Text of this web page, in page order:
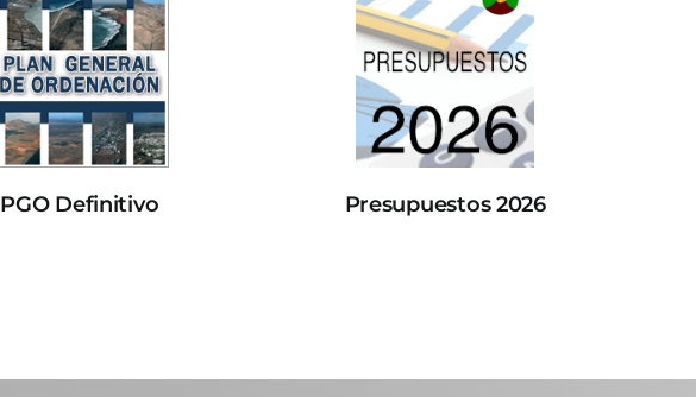
PGO Definitivo Presupuestos 2026